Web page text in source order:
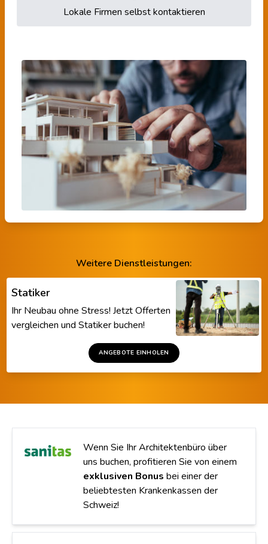
Lokale Firmen selbst kontaktieren
Weitere Dienstleistungen:
Statiker
Ihr Neubau ohne Stress! Jetzt Offerten
vergleichen und Statiker buchen!
ANGEBOTE EINHOLEN
Wenn Sie Ihr Architektenbüro über
uns buchen, profitieren Sie von einem
exklusiven Bonus bei einer der
beliebtesten Krankenkassen der
Schweiz!